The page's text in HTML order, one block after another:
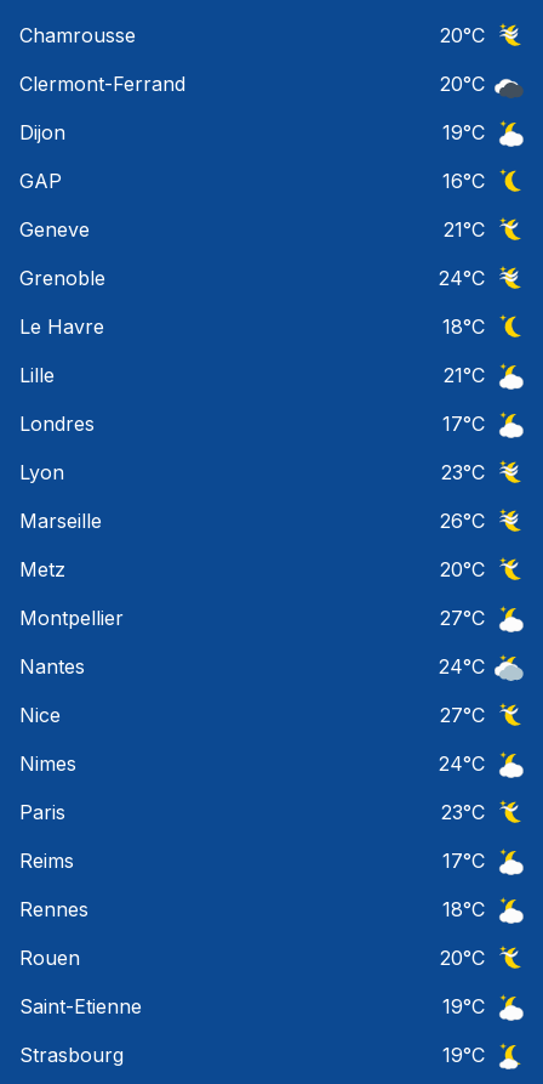
Chamrousse
20°C
Clermont-Ferrand
20°C
Dijon
19°C
GAP
16°C
Geneve
21°C
Grenoble
24°C
Le Havre
18°C
Lille
21°C
Londres
17°C
Lyon
23°C
Marseille
26°C
Metz
20°C
Montpellier
27°C
Nantes
24°C
Nice
27°C
Nimes
24°C
Paris
23°C
Reims
17°C
Rennes
18°C
Rouen
20°C
Saint-Etienne
19°C
Strasbourg
19°C